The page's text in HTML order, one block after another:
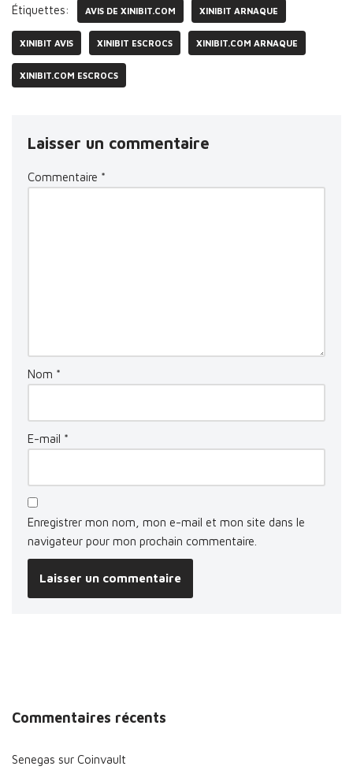
Étiquettes: AVIS DE XINIBIT.COM XINIBIT ARNAQUE
XINIBIT AVIS XINIBIT ESCROCS XINIBIT.COM ARNAQUE
XINIBIT.COM ESCROCS
Laisser un commentaire
Commentaire *
Nom *
E-mail *
Enregistrer mon nom, mon e-mail et mon site dans le
navigateur pour mon prochain commentaire.
Commentaires récents
Senegas sur Coinvault